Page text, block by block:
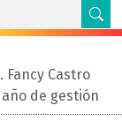
Fancy Castro
de gestión